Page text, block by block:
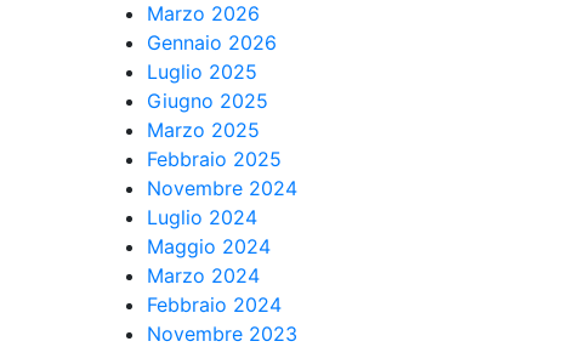
Marzo 2026
Gennaio 2026
Luglio 2025
Giugno 2025
Marzo 2025
Febbraio 2025
Novembre 2024
Luglio 2024
Maggio 2024
Marzo 2024
Febbraio 2024
Novembre 2023